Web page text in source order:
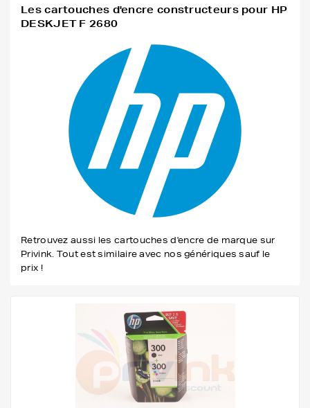
Les cartouches d'encre constructeurs pour HP
DESKJET F 2680
Retrouvez aussi les cartouches d'encre de marque sur
Privink. Tout est similaire avec nos génériques sauf le
prix !